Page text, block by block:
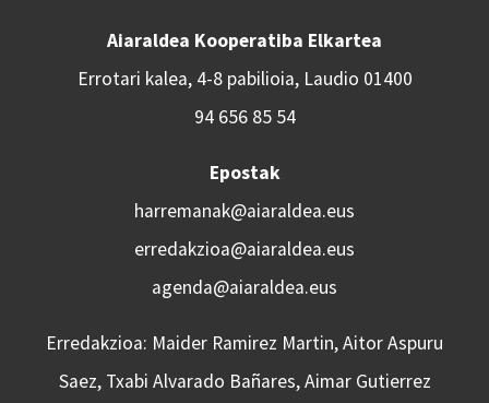
Aiaraldea Kooperatiba Elkartea
Errotari kalea, 4-8 pabilioia, Laudio 01400
94 656 85 54
Epostak
harremanak@aiaraldea.eus
erredakzioa@aiaraldea.eus
agenda@aiaraldea.eus
Erredakzioa: Maider Ramirez Martin, Aitor Aspuru
Saez, Txabi Alvarado Bañares, Aimar Gutierrez